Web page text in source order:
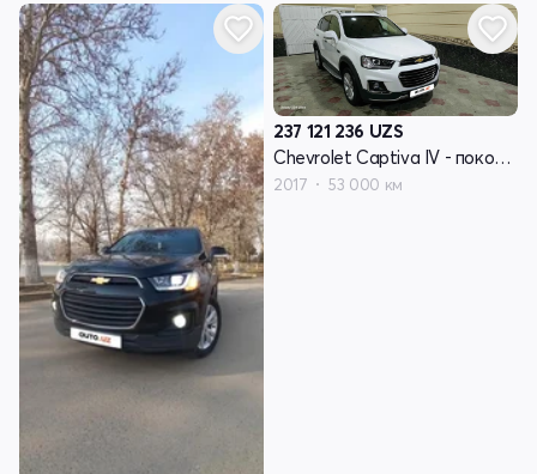
237 121 236 UZS
Chevrolet Captiva IV - поколение
2017 53 000 км